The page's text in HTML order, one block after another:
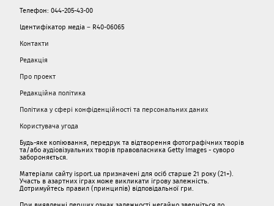
Телефон: 044-205-43-00
Ідентифікатор медіа – R40-06065
Контакти
Редакція
Про проект
Редакційна політика
Політика у сфері конфіденційності та персональних даних
Користувача угода
Будь-яке копіювання, передрук та відтворення фотографічних творів
та/або аудіовізуальних творів правовласника Getty Images - суворо
забороняється.
Матеріали сайту isport.ua призначені для осіб старше 21 року (21+).
Участь в азартних іграх може викликати ігрову залежність.
Дотримуйтесь правил (принципів) відповідальної гри.